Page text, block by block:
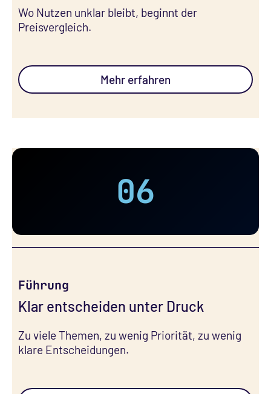
Wo Nutzen unklar bleibt, beginnt der
Preisvergleich. ㅤㅤㅤㅤㅤㅤㅤㅤㅤㅤㅤㅤㅤ
Mehr erfahren
06
Führung
Klar entscheiden unter Druck
Zu viele Themen, zu wenig Priorität, zu wenig
klare Entscheidungen. ㅤㅤㅤㅤㅤㅤㅤㅤㅤㅤㅤㅤㅤㅤ